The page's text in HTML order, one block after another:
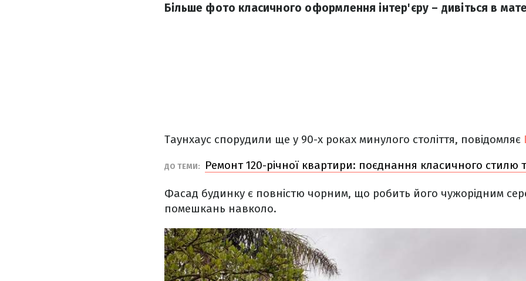
Більше фото класичного оформлення інтер'єру – дивіться в
Таунхаус спорудили ще у 90-х роках минулого століття, повідомляє
ДО ТЕМИ: Ремонт 120-річної квартири: поєднання класичного стилю
Фасад будинку є повністю чорним, що робить його чужорідним
помешкань навколо.